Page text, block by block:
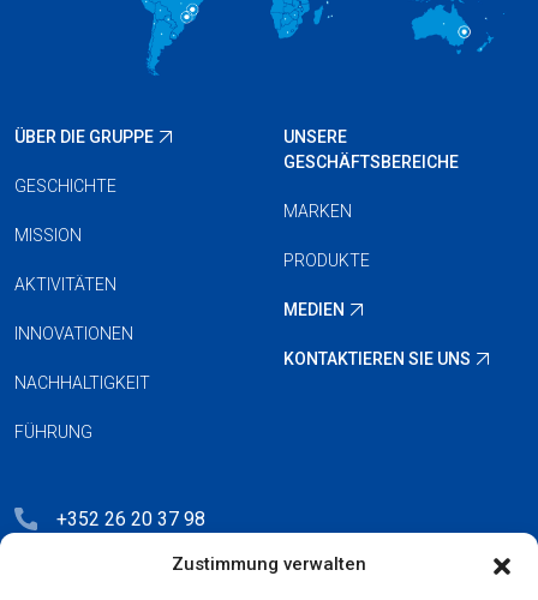
Zustimmung verwalten
ÜBER DIE GRUPPE
GESCHICHTE
MISSION
AKTIVITÄTEN
INNOVATIONEN
NACHHALTIGKEIT
FÜHRUNG
UNSERE
GESCHÄFTSBEREICHE
MARKEN
PRODUKTE
MEDIEN
KONTAKTIEREN SIE UNS
+352 26 20 37 98
hello@blauberg-group.com